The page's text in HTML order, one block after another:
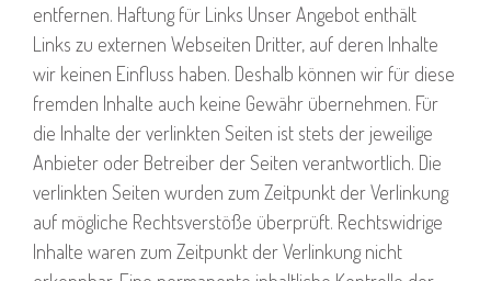
entfernen. Haftung für Links Unser Angebot enthält
Links zu externen Webseiten Dritter, auf deren Inhalte
wir keinen Einfluss haben. Deshalb können wir für diese
fremden Inhalte auch keine Gewähr übernehmen. Für
die Inhalte der verlinkten Seiten ist stets der jeweilige
Anbieter oder Betreiber der Seiten verantwortlich. Die
verlinkten Seiten wurden zum Zeitpunkt der Verlinkung
auf mögliche Rechtsverstöße überprüft. Rechtswidrige
Inhalte waren zum Zeitpunkt der Verlinkung nicht